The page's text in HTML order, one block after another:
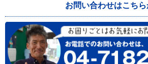
お問い合わせはこちら